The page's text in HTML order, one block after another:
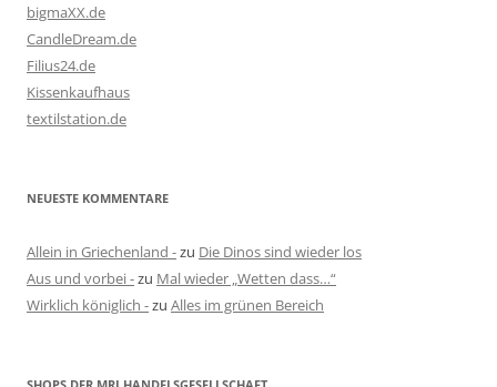
bigmaXX.de
CandleDream.de
Filius24.de
Kissenkaufhaus
textilstation.de
NEUESTE KOMMENTARE
Allein in Griechenland -zu Die Dinos sind wieder los
Aus und vorbei -zu Mal wieder „Wetten dass…“
Wirklich königlich -zu Alles im grünen Bereich